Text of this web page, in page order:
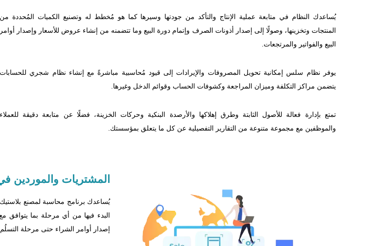
يُساعدك النظام في متابعة عملية الإنتاج والتأكد من جودتها وسيرها كما هو مُخطط له وتصنيع الكميات المُحددة من
المنتجات وتخزينها، وصولًا إلى إصدار أذونات الصرف وإتمام دورة البيع وما تتضمنه من إنشاء عروض للأسعار وإصدار أوامر
البيع والفواتير والمرتجعات.
يوفر نظام سلس إمكانية تحويل المصروفات والإيرادات إلى قيود مُحاسبية مباشرةً مع إنشاء نظام شجري للحسابات
يتضمن مراكز التكلفة وميزان المراجعة وكشوفات الحساب وقوائم الدخل وغيرها.
تمتع بإدارة فعالة للأصول الثابتة وطرق إهلاكها والأرصدة البنكية وحركات الخزينة، فضلًا عن متابعة دقيقة للعملاء
والموظفين مع مجموعة متنوعة من التقارير التفصيلية عن كل ما يتعلق بمؤسستك.
المشتريات والموردين
يُساعدك برنامج محاسبة لمصنع
البدء فيها من أي مرحلة بما يتوافق
إصدار أوامر الشراء حتى مرحلة التسلُم